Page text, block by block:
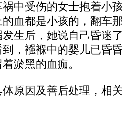
中受伤的女士抱着小
血都是小孩的，翻车
生后，她说自己昏迷
，襁褓中的婴儿已昏
淤黑的血痂。
因及善后处理，相